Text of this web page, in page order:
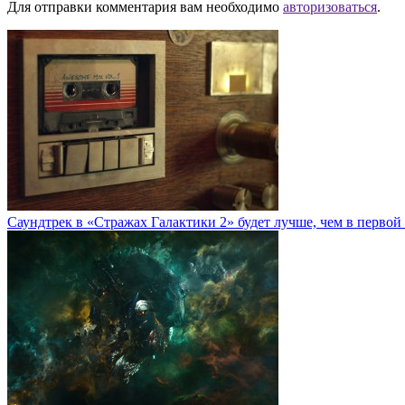
Для отправки комментария вам необходимо авторизоваться.
Саундтрек в «Стражах Галактики 2» будет лучше, чем в первой